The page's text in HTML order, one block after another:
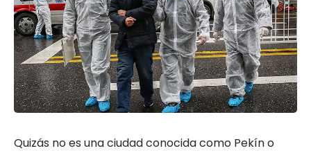
Quizás no es una ciudad conocida como Pekín o